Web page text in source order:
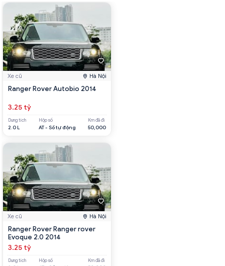
Xe cũ Hà Nội
Ranger Rover Autobio 2014
3.25 tỷ
Dung tích
2.0 L
Hộp số
AT - Số tự động
Km đã đi
50,000
Xe cũ Hà Nội
Ranger Rover Ranger rover
Evoque 2.0 2014
3.25 tỷ
Dung tích Hộp số Km đã đi